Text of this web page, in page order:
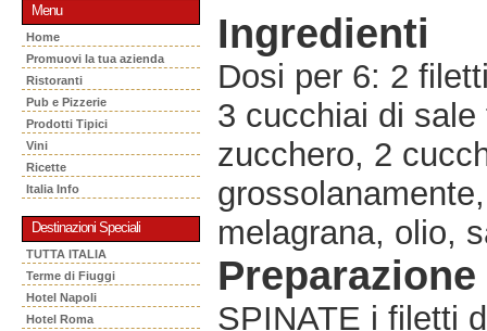
Menu
Home
Promuovi la tua azienda
Ristoranti
Pub e Pizzerie
Prodotti Tipici
Vini
Ricette
Italia Info
Destinazioni Speciali
TUTTA ITALIA
Terme di Fiuggi
Hotel Napoli
Hotel Roma
Ingredienti
Dosi per 6: 2
3 cucchiai di
zucchero, 2
melagrana, olio,
Preparazione
SPINATE i filetti